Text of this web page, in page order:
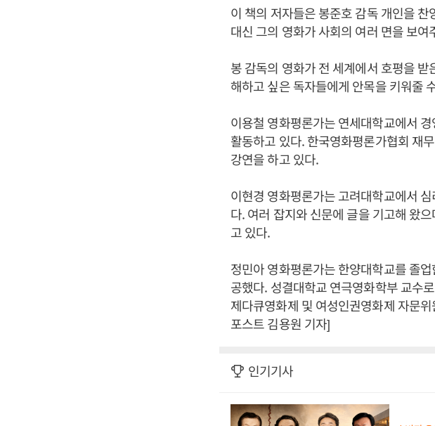
이 책의 저자들은 봉준호 감독 개인을
대신 그의 영화가 사회의 여러 면을 보
봉 감독의 영화가 전 세계에서 호평을
해하고 싶은 독자들에게 안목을 키워줄
이용철 영화평론가는 연세대학교에서
활동하고 있다. 한국영화평론가협회 재
강연을 하고 있다.
이현경 영화평론가는 고려대학교에서
다. 여러 잡지와 신문에 글을 기고해 왔
고 있다.
정민아 영화평론가는 한양대학교를 졸
공했다. 성결대학교 연극영화학부 교수
제다큐영화제 및 여성인권영화제 자문
포스트 김용원 기자]
인기기사